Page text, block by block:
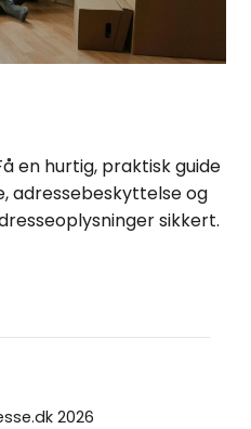
en hurtig, praktisk guide
adressebeskyttelse og
sikkert.
2026